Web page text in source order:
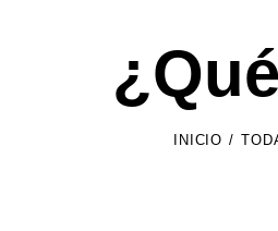
INICIO